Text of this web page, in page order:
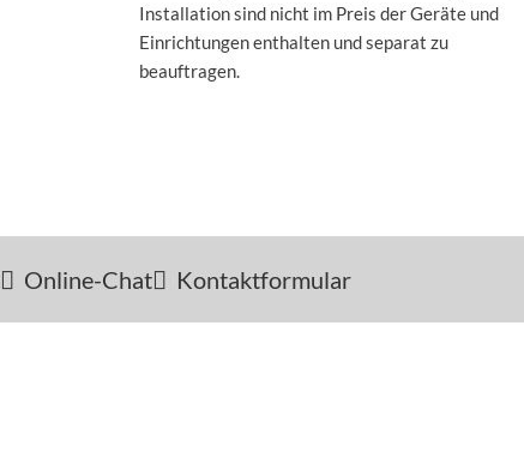
Installation sind nicht im Preis der Geräte und
Einrichtungen enthalten und separat zu
beauftragen.
Online-Chat Kontaktformular